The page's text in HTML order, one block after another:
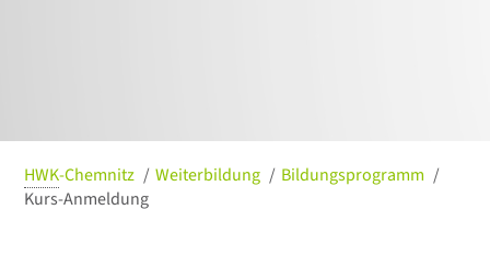
HWK-Chemnitz Weiterbildung
Bildungsprogramm
Kurs-Anmeldung